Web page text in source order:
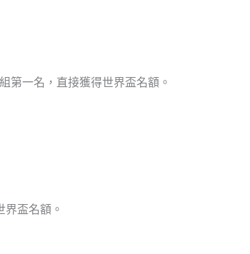
第一名，直接獲得世界盃名額。
盃名額。